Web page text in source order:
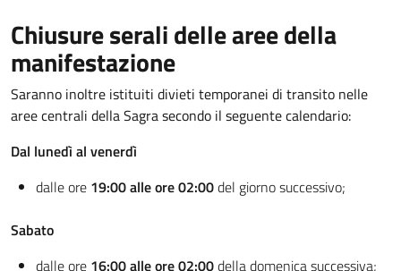
Chiusure serali delle aree della
manifestazione
Saranno inoltre istituiti divieti temporanei di transito nelle
aree centrali della Sagra secondo il seguente calendario:
Dal lunedì al venerdì
dalle ore 19:00 alle ore 02:00del giorno successivo;
Sabato
dalle ore 16:00 alle ore 02:00della domenica successiva;